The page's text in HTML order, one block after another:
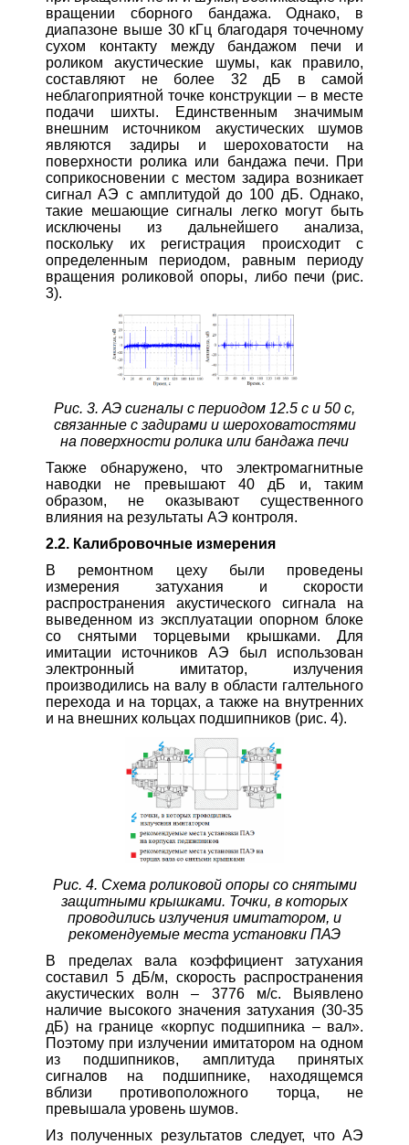
вращении сборного бандажа. Однако, в
диапазоне выше 30 кГц благодаря точечному
сухом контакту между бандажом печи и
роликом акустические шумы, как правило,
составляют не более 32 дБ в самой
неблагоприятной точке конструкции – в месте
подачи шихты. Единственным значимым
внешним источником акустических шумов
являются задиры и шероховатости на
поверхности ролика или бандажа печи. При
соприкосновении с местом задира возникает
сигнал АЭ с амплитудой до 100 дБ. Однако,
такие мешающие сигналы легко могут быть
исключены из дальнейшего анализа,
поскольку их регистрация происходит с
определенным периодом, равным периоду
вращения роликовой опоры, либо печи (рис.
3).
Рис. 3. АЭ сигналы с периодом 12.5 с и 50 с,
связанные с задирами и шероховатостями
на поверхности ролика или бандажа печи
Также обнаружено, что электромагнитные
наводки не превышают 40 дБ и, таким
образом, не оказывают существенного
влияния на результаты АЭ контроля.
2.2. Калибровочные измерения
В ремонтном цеху были проведены
измерения затухания и скорости
распространения акустического сигнала на
выведенном из эксплуатации опорном блоке
со снятыми торцевыми крышками. Для
имитации источников АЭ был использован
электронный имитатор, излучения
производились на валу в области галтельного
перехода и на торцах, а также на внутренних
и на внешних кольцах подшипников (рис. 4).
Рис. 4. Схема роликовой опоры со снятыми
защитными крышками. Точки, в которых
проводились излучения имитатором, и
рекомендуемые места установки ПАЭ
В пределах вала коэффициент затухания
составил 5 дБ/м, скорость распространения
акустических волн – 3776 м/с. Выявлено
наличие высокого значения затухания (30-35
дБ) на границе «корпус подшипника – вал».
Поэтому при излучении имитатором на одном
из подшипников, амплитуда принятых
сигналов на подшипнике, находящемся
вблизи противоположного торца, не
превышала уровень шумов.
Из полученных результатов следует, что АЭ